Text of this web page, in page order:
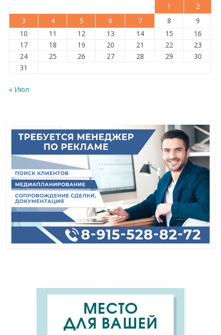
1
2
3
4 5 6 7 8
9
10
11 12 13 14 15
16
17
18 19 20 21 22
23
24
25 26 27 28 29
30
31
« Июл